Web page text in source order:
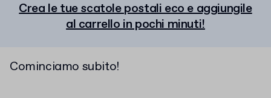
Crea le tue scatole postali eco e aggiungile
al carrello in pochi minuti!
Cominciamo subito!